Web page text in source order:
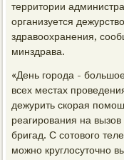
территории
организуется
здравоохранения,
минздрава.
«День города -
всех местах
дежурить скорая
реагирования на
бригад. С сотового
можно круглосуточно